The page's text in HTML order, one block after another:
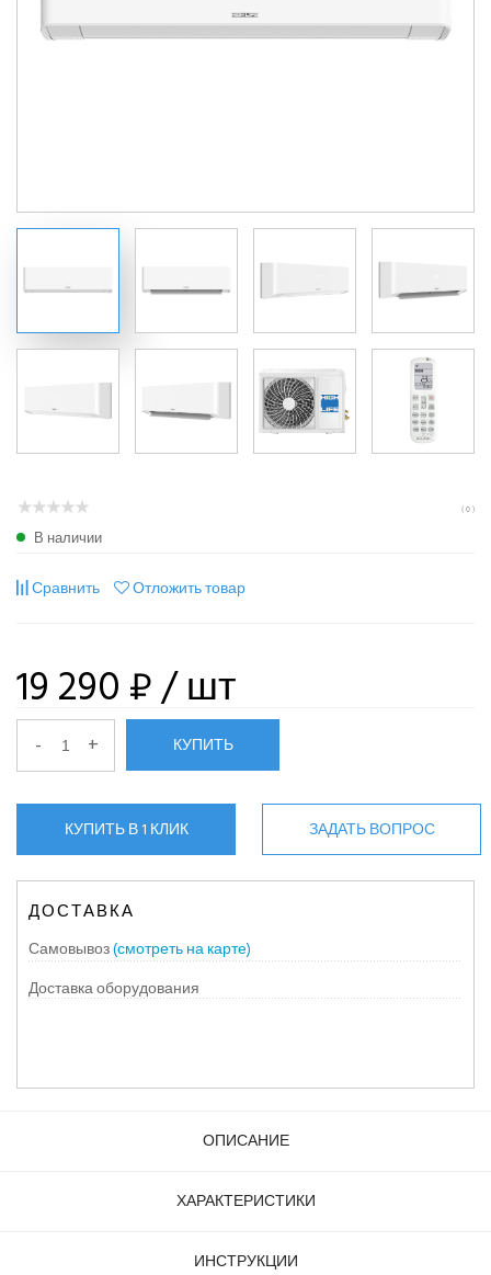
( 0 )
В наличии
Сравнить Отложить товар
19 290 ₽/ шт
- + КУПИТЬ
КУПИТЬ В 1 КЛИК ЗАДАТЬ ВОПРОС
ДОСТАВКА
Самовывоз(смотреть на карте)
Доставка оборудования
ОПИСАНИЕ
ХАРАКТЕРИСТИКИ
ИНСТРУКЦИИ